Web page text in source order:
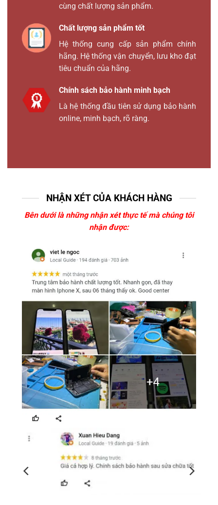
cùng chất lượng sản phẩm.
Chất lượng sản phẩm tốt
Hệ thống cung cấp sản phẩm chính
hãng. Hệ thống vận chuyển, lưu kho đạt
tiêu chuẩn của hãng.
Chính sách bảo hành minh bạch
Là hệ thống đầu tiên sử dụng bảo hành
online, minh bạch, rõ ràng.
NHẬN XÉT CỦA KHÁCH HÀNG
Bên dưới là những nhận xét thực tế mà chúng tôi
nhận được: